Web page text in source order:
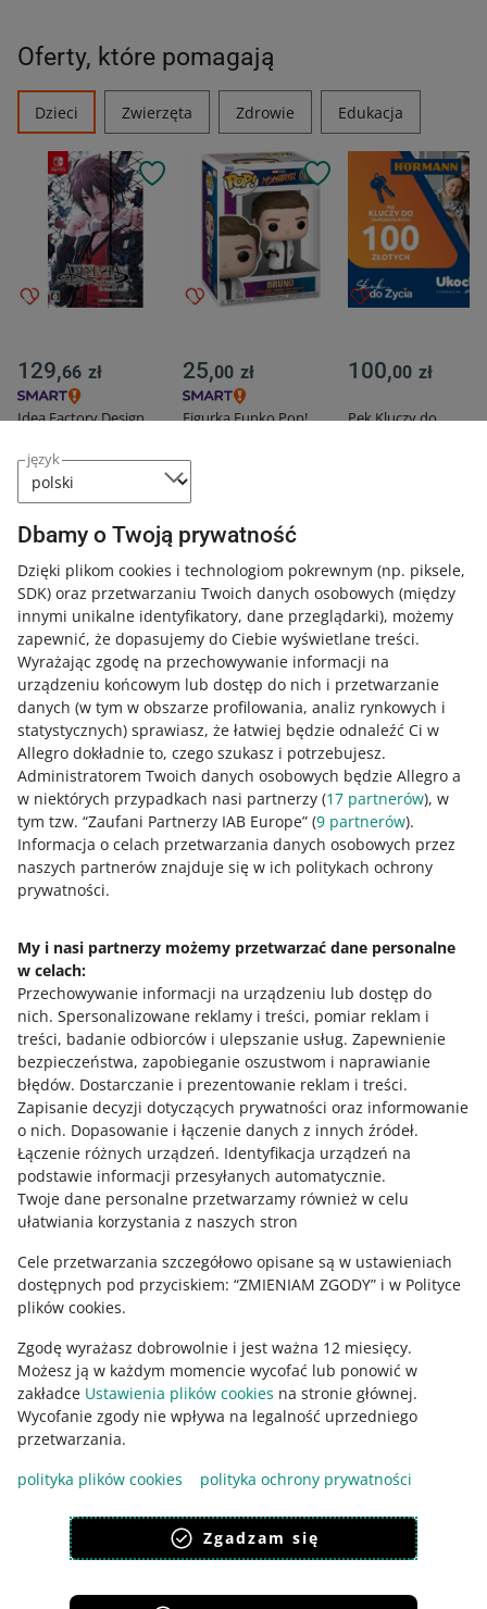
język
Dbamy o Twoją prywatność
Dzięki plikom cookies i technologiom pokrewnym (np. piksele,
SDK) oraz przetwarzaniu Twoich danych osobowych (między
innymi unikalne identyfikatory, dane przeglądarki), możemy
zapewnić, że dopasujemy do Ciebie wyświetlane treści.
Wyrażając zgodę na przechowywanie informacji na
urządzeniu końcowym lub dostęp do nich i przetwarzanie
danych (w tym w obszarze profilowania, analiz rynkowych i
statystycznych) sprawiasz, że łatwiej będzie odnaleźć Ci w
Allegro dokładnie to, czego szukasz i potrzebujesz.
Administratorem Twoich danych osobowych będzie Allegro a
w niektórych przypadkach nasi partnerzy (17 partnerów), w
tym tzw. “Zaufani Partnerzy IAB Europe” (9 partnerów).
Informacja o celach przetwarzania danych osobowych przez
naszych partnerów znajduje się w ich politykach ochrony
prywatności.
My i nasi partnerzy możemy przetwarzać dane personalne
w celach:
Przechowywanie informacji na urządzeniu lub dostęp do
nich. Spersonalizowane reklamy i treści, pomiar reklam i
treści, badanie odbiorców i ulepszanie usług. Zapewnienie
bezpieczeństwa, zapobieganie oszustwom i naprawianie
błędów. Dostarczanie i prezentowanie reklam i treści.
Zapisanie decyzji dotyczących prywatności oraz informowanie
o nich. Dopasowanie i łączenie danych z innych źródeł.
Łączenie różnych urządzeń. Identyfikacja urządzeń na
podstawie informacji przesyłanych automatycznie.
Twoje dane personalne przetwarzamy również w celu
ułatwiania korzystania z naszych stron
Cele przetwarzania szczegółowo opisane są w ustawieniach
dostępnych pod przyciskiem: “ZMIENIAM ZGODY” i w Polityce
plików cookies.
Zgodę wyrażasz dobrowolnie i jest ważna 12 miesięcy.
Możesz ją w każdym momencie wycofać lub ponowić w
zakładce Ustawienia plików cookies na stronie głównej.
Wycofanie zgody nie wpływa na legalność uprzedniego
przetwarzania.
polityka plików cookies
polityka ochrony prywatności
Zgadzam się
Oferty, które pomagają
Dzieci Zwierzęta Zdrowie Edukacja
129,66 zł
Idea Factory Design
25,00 zł
Figurka Funko Pop!
100,00 zł
Pęk Kluczy do
Znajdź organizację bliską Twojemu
sercu Zobacz więcej
Nie widzisz organizacji, którą chcesz wesprzeć? Daj jej o nas
znać! A jeśli reprezentujesz organizację, która chce dołączyć –
sprawdź, od czego zacząć.
Wielka Orkiestra
Świątecznej Pomocy
Polska Akcja
Najczęściej zadawane pytania
Czym jest Allegro Charytatywni?
To specjalne miejsce na Allegro, gdzie łączymy zakupy z
pomaganiem. Możesz tu kupować i licytować przedmioty lub
wystawiać własne, aby wspierać zweryfikowane organizacje
charytatywne. 100% kwoty ze sprzedaży przedmiotu trafia na
wybrany cel.
charytatywnej?
Nie. Nie pobieramy żadnych opłat ani prowizji od sprzedaży
w ofertach charytatywnych. Dzięki temu masz pewność, że
cała kwota, którą płacisz za przedmiot, wspiera cel zbiórki
wskazany w ofercie.
Jak mogę wystawić przedmiot na cel charytatywny?
Wystarczy, że skorzystasz ze specjalnegoformularza
wystawiania ofert charytatywnych. W formularzu wybierzesz
cel zbiórki, który chcesz wesprzeć. Pieniądze ze sprzedaży
przedmiotu trafią bezpośrednio na konto organizacji, a do
Ciebie - kwota na pokrycie kosztów dostawy.
Kto może zakładać zbiórki na Allegro Charytatywnie?
Wyłącznie organizacje, które przeszły naszą weryfikację i
uzyskałystatus Organizacji Charytatywnej . Dbamy o Twoje
zaufanie, dlatego dokładnie sprawdzamy każdą z nich.
Masz inne pytania? Skorzystaj z Pomocy Allegro.